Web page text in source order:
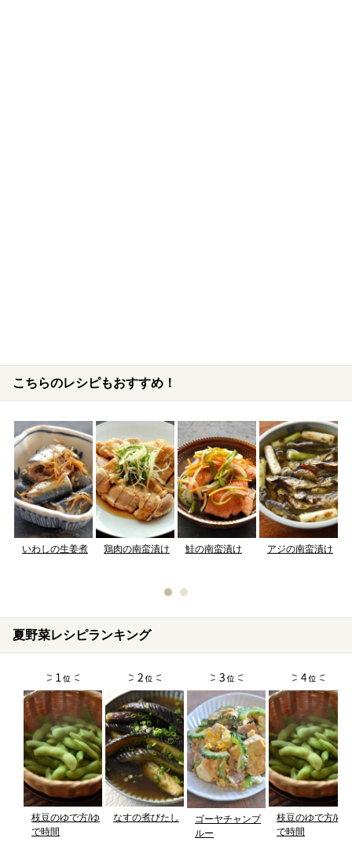
こちらのレシピもおすすめ！
いわしの生姜煮 鶏肉の南蛮漬け 鮭の南蛮漬け アジの南蛮漬け
夏野菜レシピランキング
枝豆のゆで方/ゆ
で時間
なすの煮びたし
ゴーヤチャンプ
ルー
枝豆のゆで方/ゆ
で時間